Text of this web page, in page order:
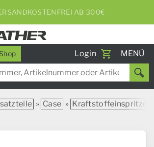
BEI WOCHENEXPRESS
Shop Login
Toggle
MENÜ
» Case » Kraftstoffeinspritzd